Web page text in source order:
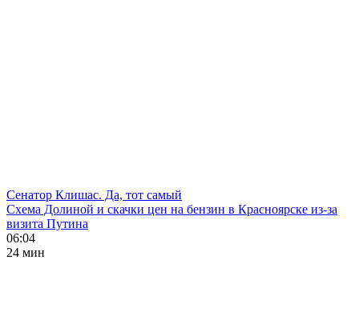
Сенатор Клишас. Да, тот самый
Схема Долиной и скачки цен на бензин в Красноярске из-за
визита Путина
06:04
24 мин